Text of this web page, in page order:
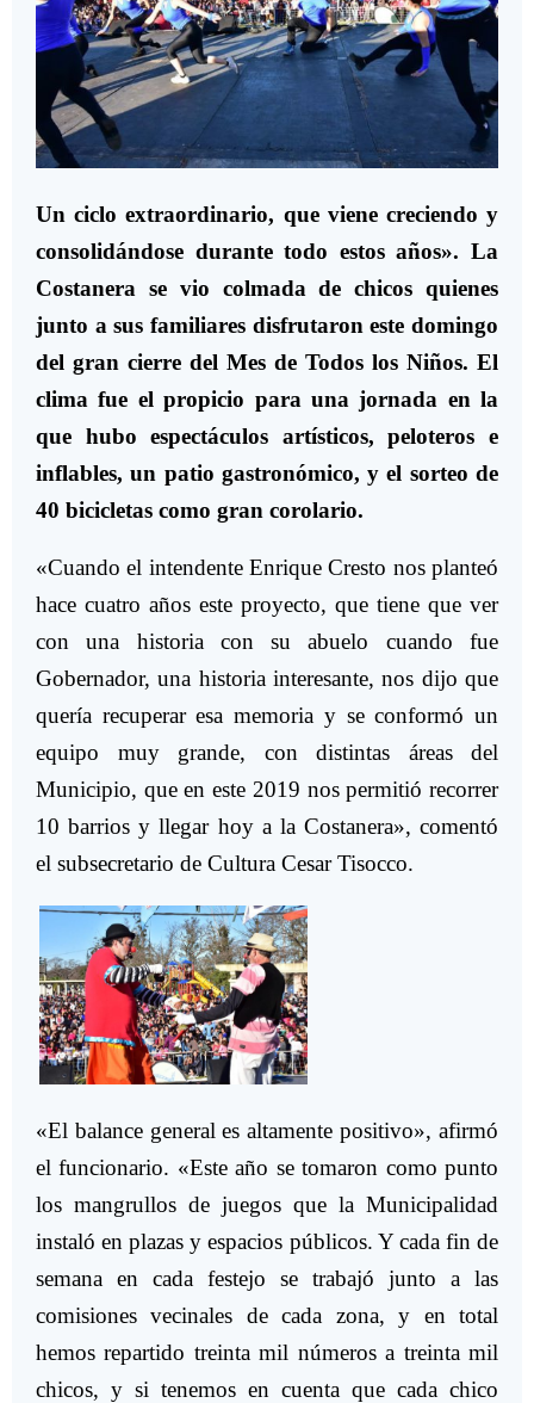
Un ciclo extraordinario, que viene creciendo y
consolidándose durante todo estos años». La
Costanera se vio colmada de chicos quienes
junto a sus familiares disfrutaron este domingo
del gran cierre del Mes de Todos los Niños. El
clima fue el propicio para una jornada en la
que hubo espectáculos artísticos, peloteros e
inflables, un patio gastronómico, y el sorteo de
40 bicicletas como gran corolario.
«Cuando el intendente Enrique Cresto nos planteó
hace cuatro años este proyecto, que tiene que ver
con una historia con su abuelo cuando fue
Gobernador, una historia interesante, nos dijo que
quería recuperar esa memoria y se conformó un
equipo muy grande, con distintas áreas del
Municipio, que en este 2019 nos permitió recorrer
10 barrios y llegar hoy a la Costanera», comentó
el subsecretario de Cultura Cesar Tisocco.
«El balance general es altamente positivo», afirmó
el funcionario. «Este año se tomaron como punto
los mangrullos de juegos que la Municipalidad
instaló en plazas y espacios públicos. Y cada fin de
semana en cada festejo se trabajó junto a las
comisiones vecinales de cada zona, y en total
hemos repartido treinta mil números a treinta mil
chicos, y si tenemos en cuenta que cada chico